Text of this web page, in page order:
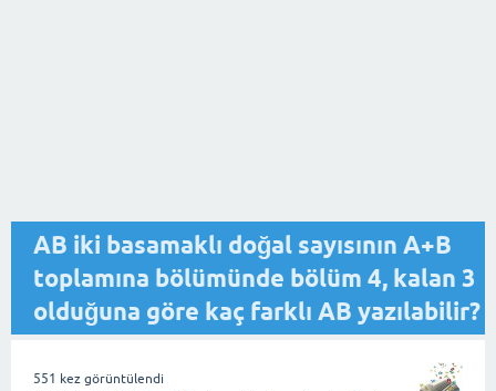
AB iki basamaklı doğal sayısının A+B
toplamına bölümünde bölüm 4, kalan 3
olduğuna göre kaç farklı AB yazılabilir?
551 kez görüntülendi